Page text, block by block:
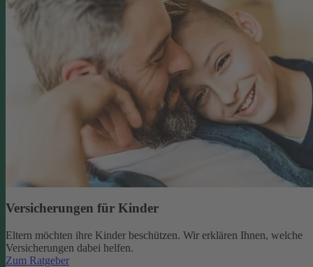
Versicherungen für Kinder
Eltern möchten ihre Kinder beschützen. Wir erklären Ihnen, welche
Versicherungen dabei helfen.
Zum Ratgeber